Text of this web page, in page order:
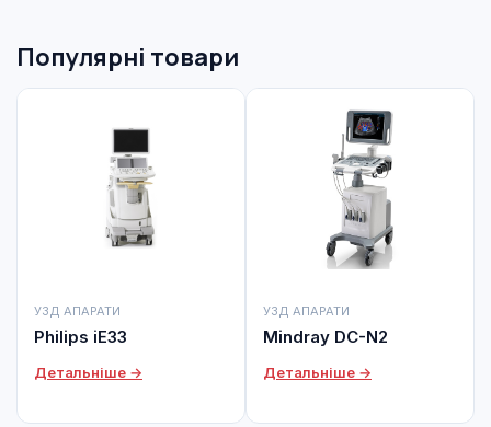
Популярні товари
УЗД АПАРАТИ
Philips iE33
Детальніше →
УЗД АПАРАТИ
Mindray DC-N2
Детальніше →